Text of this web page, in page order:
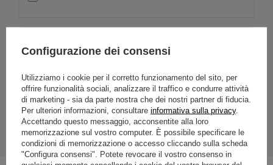
La tua e-mail
INVIA RECENSIONE
Configurazione dei consensi
Utilizziamo i cookie per il corretto funzionamento del sito, per
offrire funzionalità sociali, analizzare il traffico e condurre attività
di marketing - sia da parte nostra che dei nostri partner di fiducia.
Per ulteriori informazioni, consultare informativa sulla privacy.
Accettando questo messaggio, acconsentite alla loro
memorizzazione sul vostro computer. È possibile specificare le
condizioni di memorizzazione o accesso cliccando sulla scheda
"Configura consensi". Potete revocare il vostro consenso in